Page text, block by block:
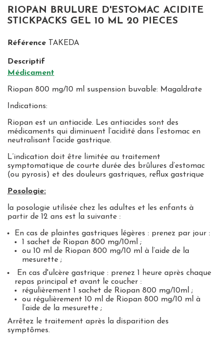
RIOPAN BRULURE D'ESTOMAC ACIDITE
STICKPACKS GEL 10 ML 20 PIECES
Référence TAKEDA
Descriptif
Médicament
Riopan 800 mg/10 ml suspension buvable: Magaldrate
Indications:
Riopan est un antiacide. Les antiacides sont des
médicaments qui diminuent l’acidité dans l’estomac en
neutralisant l’acide gastrique.
L’indication doit être limitée au traitement
symptomatique de courte durée des brûlures d’estomac
(ou pyrosis) et des douleurs gastriques, reflux gastrique
Posologie:
la posologie utilisée chez les adultes et les enfants à
partir de 12 ans est la suivante :
En cas de plaintes gastriques légères : prenez par jour :
1 sachet de Riopan 800 mg/10ml ;
ou 10 ml de Riopan 800 mg/10 ml à l’aide de la
mesurette ;
En cas d'ulcère gastrique : prenez 1 heure après chaque
repas principal et avant le coucher :
régulièrement 1 sachet de Riopan 800 mg/10ml ;
ou régulièrement 10 ml de Riopan 800 mg/10 ml à
l’aide de la mesurette ;
Arrêtez le traitement après la disparition des
symptômes.